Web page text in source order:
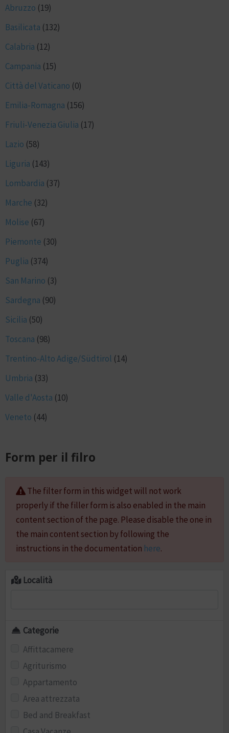
Abruzzo (19)
Basilicata (132)
Calabria (12)
Campania (15)
Città del Vaticano (0)
Emilia-Romagna (156)
Friuli-Venezia Giulia (17)
Lazio (58)
Liguria (143)
Lombardia (37)
Marche (32)
Molise (67)
Piemonte (30)
Puglia (374)
San Marino (3)
Sardegna (90)
Sicilia (50)
Toscana (98)
Trentino-Alto Adige/Südtirol (14)
Umbria (33)
Valle d'Aosta (10)
Veneto (44)
Form per il filro
The filter form in this widget will not work
properly if the filler form is also enabled in the main
content section of the page. Please disable the one in
the main content section by following the
instructions in the documentation here.
Località
Categorie
Affittacamere
Agriturismo
Appartamento
Area attrezzata
Bed and Breakfast